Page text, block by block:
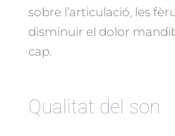
sobre l’articulació, les
disminuir el dolor
cap.
Qualitat del son